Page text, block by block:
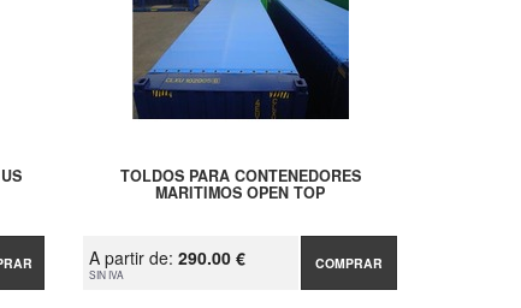
TOLDOS PARA CONTENEDORES
MARITIMOS OPEN TOP
A partir de:290.00 €
SIN IVA
COMPRAR